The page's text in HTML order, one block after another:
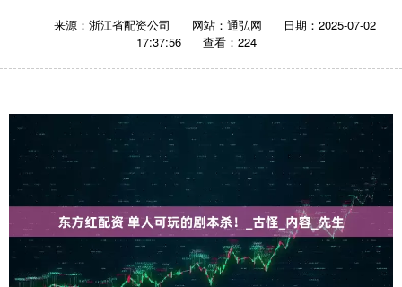
来源：浙江省配资公司 网站：通弘网
日期：2025-07-02
17:37:56
查看：224